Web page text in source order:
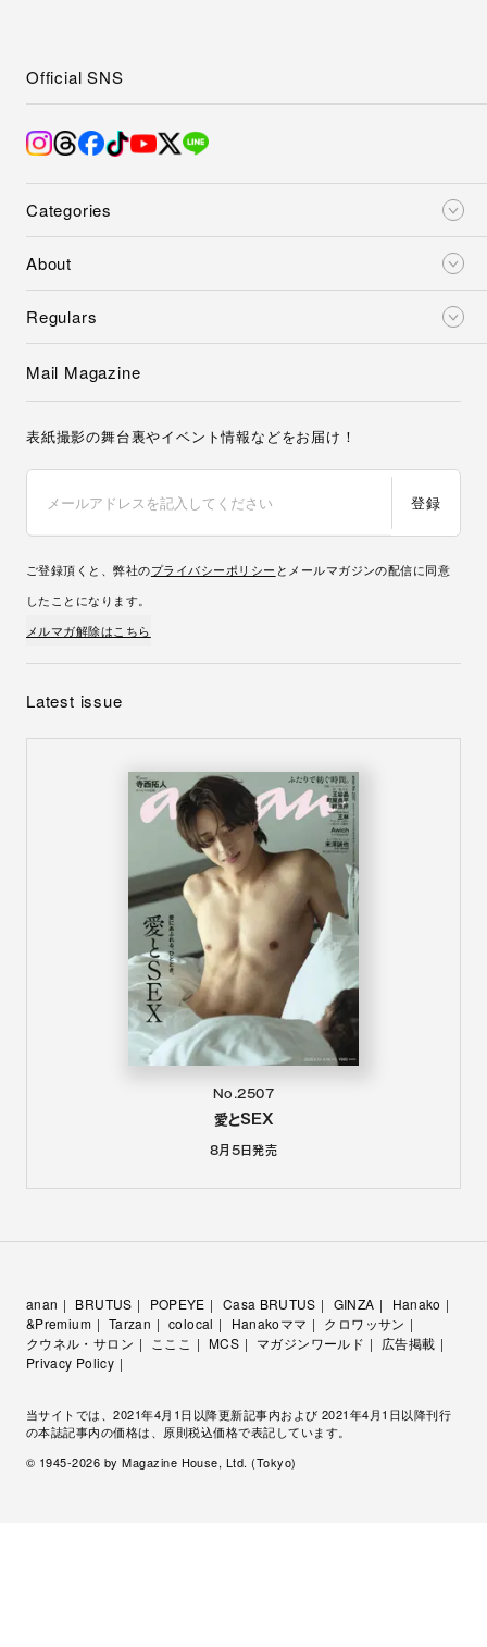
Categories
About
Regulars
Official SNS
Mail Magazine
表紙撮影の舞台裏やイベント情報などをお届け！
登録
ご登録頂くと、弊社のプライバシーポリシー とメールマガジンの配信に同意
したことになります。
メルマガ解除はこちら
Latest issue
No.2507
愛とSEX
8月5日発売
anan BRUTUS POPEYE Casa BRUTUS GINZA
Hanako
&Premium
Tarzan colocal Hanakoママ
クロワッサン
クウネル・サロン
こここ MCS マガジンワールド
広告掲載
Privacy Policy
当サイトでは、2021年4月1日以降更新記事内および 2021年4月1日以降刊行
の本誌記事内の価格は、原則税込価格で表記しています。
© 1945-2026 by Magazine House, Ltd. (Tokyo)